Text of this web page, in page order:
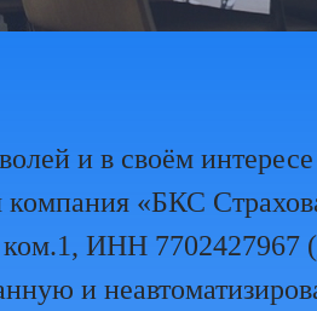
и в своём
компания «БКС
ком.1, ИНН
и